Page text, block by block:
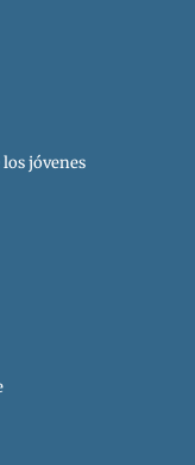
jóvenes